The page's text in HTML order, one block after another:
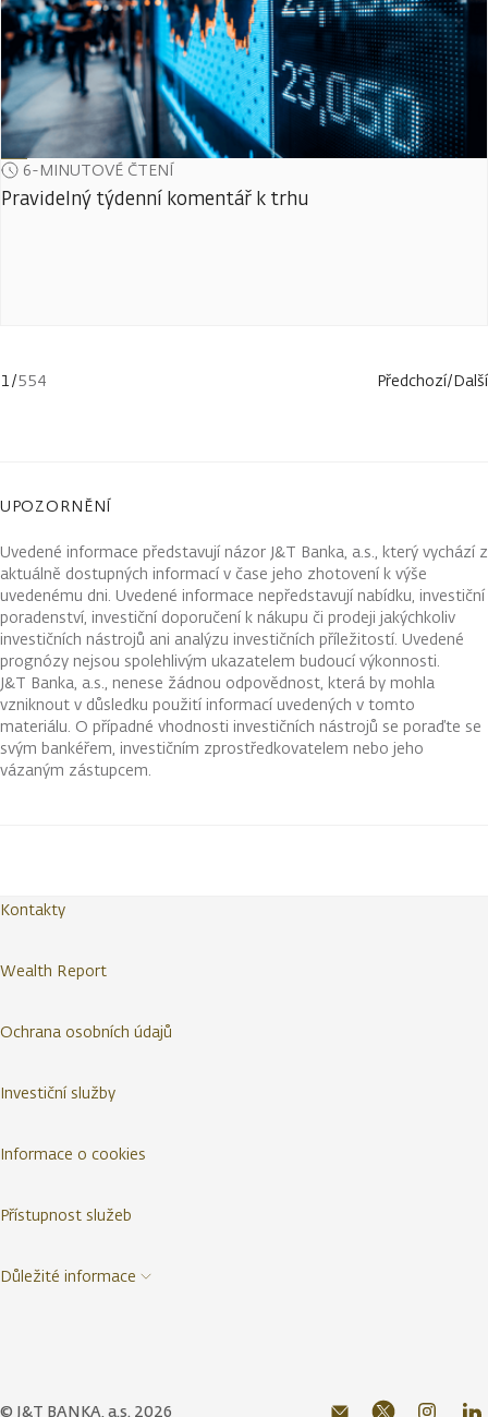
6-MINUTOVÉ ČTENÍ
Pravidelný týdenní komentář k trhu
1/554 Předchozí/Další
UPOZORNĚNÍ
Uvedené informace představují názor J&T Banka, a.s., který vychází z
aktuálně dostupných informací v čase jeho zhotovení k výše
uvedenému dni. Uvedené informace nepředstavují nabídku, investiční
poradenství, investiční doporučení k nákupu či prodeji jakýchkoliv
investičních nástrojů ani analýzu investičních příležitostí. Uvedené
prognózy nejsou spolehlivým ukazatelem budoucí výkonnosti.
J&T Banka, a.s., nenese žádnou odpovědnost, která by mohla
vzniknout v důsledku použití informací uvedených v tomto
materiálu. O případné vhodnosti investičních nástrojů se poraďte se
svým bankéřem, investičním zprostředkovatelem nebo jeho
vázaným zástupcem.
© J&T BANKA, a.s. 2026
Kontakty
Wealth Report
Ochrana osobních údajů
Investiční služby
Informace o cookies
Přístupnost služeb
Důležité informace